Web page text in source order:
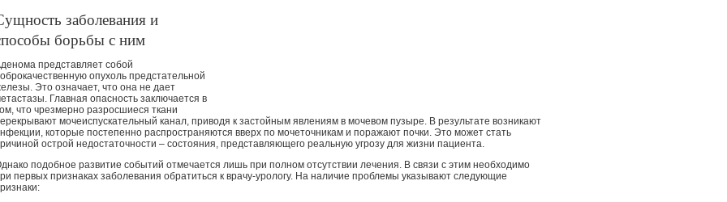
заболевания и
борьбы с ним
представляет собой
опухоль предстательной
Это означает, что она не дает
Главная опасность заключается в
что чрезмерно разросшиеся ткани
мочеиспускательный канал, приводя к застойным явлениям в мочевом пузыре. В результате возникают
которые постепенно распространяются вверх по мочеточникам и поражают почки. Это может стать
острой недостаточности – состояния, представляющего реальную угрозу для жизни пациента.
подобное развитие событий отмечается лишь при полном отсутствии лечения. В связи с этим необходимо
первых признаках заболевания обратиться к врачу-урологу. На наличие проблемы указывают следующие